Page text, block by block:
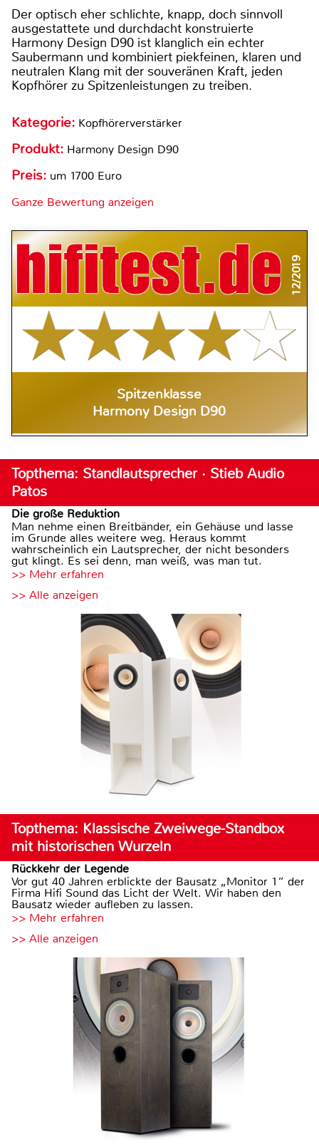
Der optisch eher schlichte, knapp, doch sinnvoll
ausgestattete und durchdacht konstruierte
Harmony Design D90 ist klanglich ein echter
Saubermann und kombiniert piekfeinen, klaren und
neutralen Klang mit der souveränen Kraft, jeden
Kopfhörer zu Spitzenleistungen zu treiben.
Kategorie: Kopfhörerverstärker
Produkt: Harmony Design D90
Preis: um 1700 Euro
Ganze Bewertung anzeigen
12/2019
Spitzenklasse
Harmony Design D90
Topthema: Standlautsprecher · Stieb Audio
Patos
Die große Reduktion
Man nehme einen Breitbänder, ein Gehäuse und lasse
im Grunde alles weitere weg. Heraus kommt
wahrscheinlich ein Lautsprecher, der nicht besonders
gut klingt. Es sei denn, man weiß, was man tut.
>> Mehr erfahren
>> Alle anzeigen
Topthema: Klassische Zweiwege-Standbox
mit historischen Wurzeln
Rückkehr der Legende
Vor gut 40 Jahren erblickte der Bausatz „Monitor 1“ der
Firma Hifi Sound das Licht der Welt. Wir haben den
Bausatz wieder aufleben zu lassen.
>> Mehr erfahren
>> Alle anzeigen